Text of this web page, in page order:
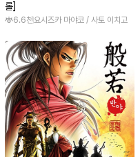
롤]
6.6천요시즈카 마야코 / 사토 이치고